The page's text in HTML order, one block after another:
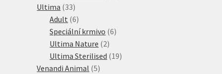
Ultima 3333
produktů
Adult 66
produktů
Speciální krmivo 66
Ultima Nature 22
produkty
Ultima Sterilised 1919
Venandi Animal 55